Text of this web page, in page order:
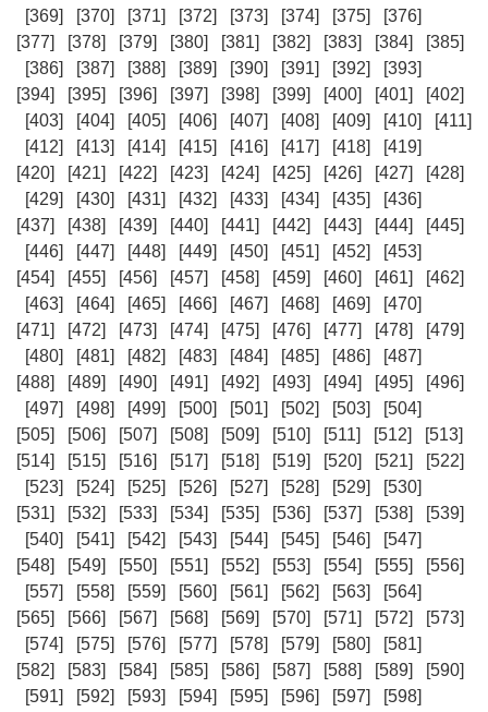
[369]
[370] [371] [372] [373] [374] [375]
[376]
[377]
[378] [379] [380] [381] [382] [383] [384]
[385]
[386]
[387] [388] [389] [390] [391] [392]
[393]
[394]
[395] [396] [397] [398] [399] [400] [401]
[402]
[403]
[404] [405] [406] [407] [408] [409] [410]
[411]
[412]
[413] [414] [415] [416] [417] [418]
[419]
[420]
[421] [422] [423] [424] [425] [426] [427]
[428]
[429]
[430] [431] [432] [433] [434] [435]
[436]
[437]
[438] [439] [440] [441] [442] [443] [444]
[445]
[446]
[447] [448] [449] [450] [451] [452]
[453]
[454]
[455] [456] [457] [458] [459] [460] [461]
[462]
[463]
[464] [465] [466] [467] [468] [469]
[470]
[471]
[472] [473] [474] [475] [476] [477] [478]
[479]
[480]
[481] [482] [483] [484] [485] [486]
[487]
[488]
[489] [490] [491] [492] [493] [494] [495]
[496]
[497]
[498] [499] [500] [501] [502] [503]
[504]
[505]
[506] [507] [508] [509] [510] [511] [512]
[513]
[514]
[515] [516] [517] [518] [519] [520] [521]
[522]
[523]
[524] [525] [526] [527] [528] [529]
[530]
[531]
[532] [533] [534] [535] [536] [537] [538]
[539]
[540]
[541] [542] [543] [544] [545] [546]
[547]
[548]
[549] [550] [551] [552] [553] [554] [555]
[556]
[557]
[558] [559] [560] [561] [562] [563]
[564]
[565]
[566] [567] [568] [569] [570] [571] [572]
[573]
[574]
[575] [576] [577] [578] [579] [580]
[581]
[582]
[583] [584] [585] [586] [587] [588] [589]
[590]
[591]
[592] [593] [594] [595] [596] [597]
[598]